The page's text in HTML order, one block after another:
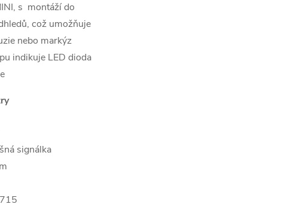
s montáží do
což umožňuje
nebo markýz
indikuje LED dioda
signálka